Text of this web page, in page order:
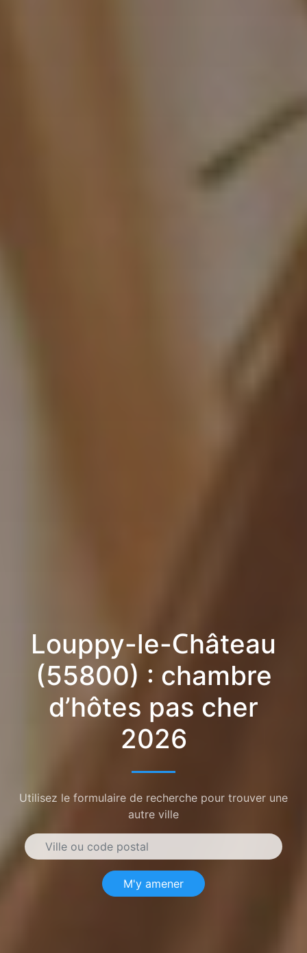
Louppy-le-Château
(55800) : chambre
d’hôtes pas cher
2026
Utilisez le formulaire de recherche pour trouver une
autre ville
M'y amener